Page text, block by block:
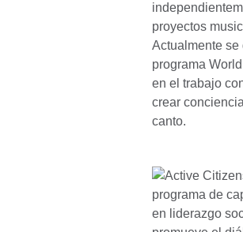
proyectos
Actualmente se
programa
en el trabajo
crear
canto.